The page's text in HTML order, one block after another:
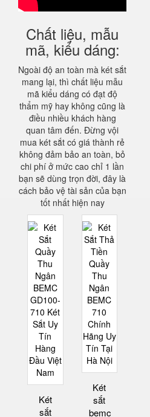
Chất liệu, mẫu
mã, kiểu dáng:
Ngoài độ an toàn mà két sắt
mang lại, thì chất liệu mẫu
mã kiểu dáng có đạt độ
thẩm mỹ hay không cũng là
điều nhiều khách hàng
quan tâm đến. Đừng vội
mua két sắt có giá thành rẻ
không đảm bảo an toàn, bỏ
chi phí ở mức cao chỉ 1 lần
bạn sẽ dùng trọn đời, đây là
cách bảo vệ tài sản của bạn
tốt nhất hiện nay
Két
sắt
Két
sắt
bemc